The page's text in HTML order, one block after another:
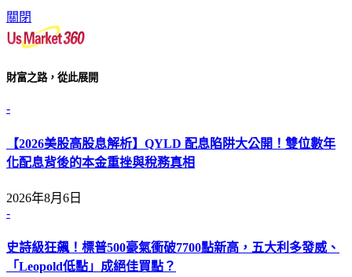
關閉
財富之路，從此展開
-
【2026美股高股息解析】QYLD 配息陷阱大公開！雙位數年
化配息背後的本金重挫與稅務真相
2026年8月6日
-
史詩級狂飆！標普500豪氣衝破7700點新高，五大利多發威、
「Leopold低點」成絕佳買點？